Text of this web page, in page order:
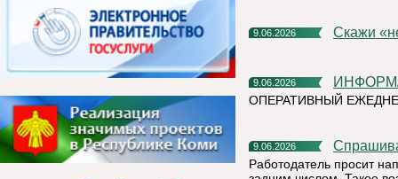
9.06.2026 Скажи
9.06.2026
ОПЕРАТИВНЫЙ
9.06.2026
Работодатель просит